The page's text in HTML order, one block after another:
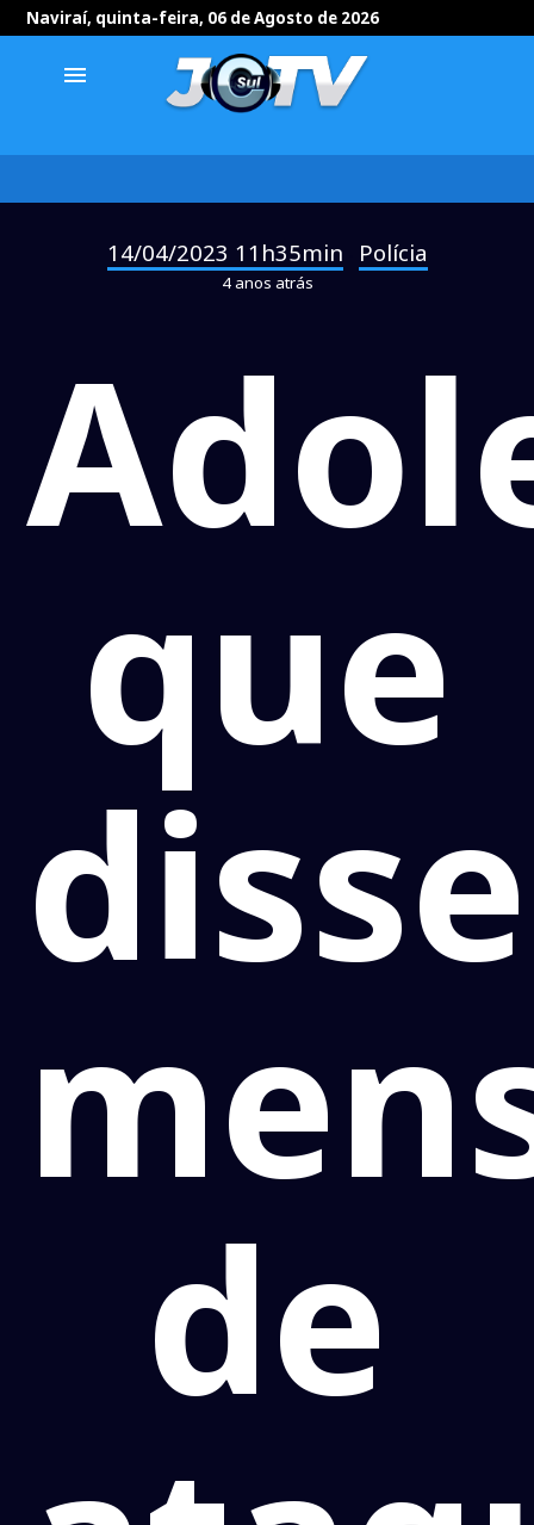
Naviraí, quinta-feira, 06 de Agosto de 2026
menu
14/04/2023 11h35min Polícia
4 anos atrás
que
de